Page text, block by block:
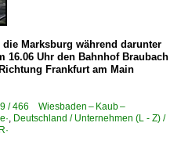
Marksburg während darunter
16.06 Uhr den Bahnhof Braubach
Frankfurt am Main
/ 466 Wiesbaden – Kaub –
Deutschland / Unternehmen (L - Z) /